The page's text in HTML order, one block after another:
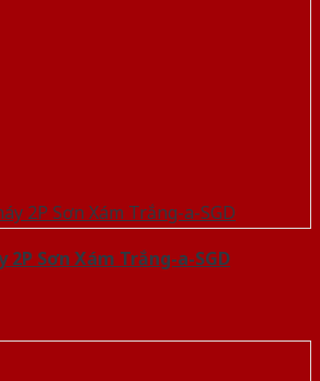
2P Sơn Xám Trắng-a-SGD